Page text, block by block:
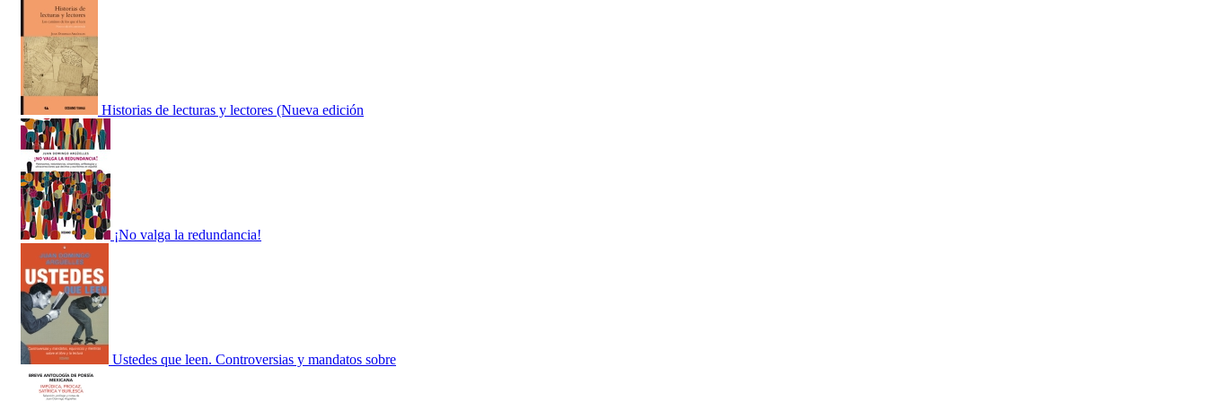
Historias de lecturas y lectores (Nueva edición
¡No valga la redundancia!
Ustedes que leen. Controversias y mandatos sobre